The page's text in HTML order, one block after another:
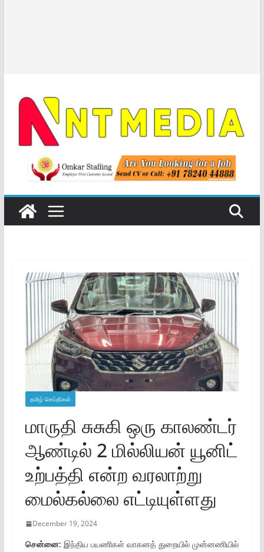
தமிழ் செய்திகள்
மாருதி சுசுகி ஒரு காலண்டர்
ஆண்டில் 2 மில்லியன் யூனிட்
உற்பத்தி என்ற வரலாற்று
மைல்கல்லை எட்டியுள்ளது
December 19, 2024
சென்னை: இந்திய பயணிகள் வாகனத் துறையில் முன்னணியில்